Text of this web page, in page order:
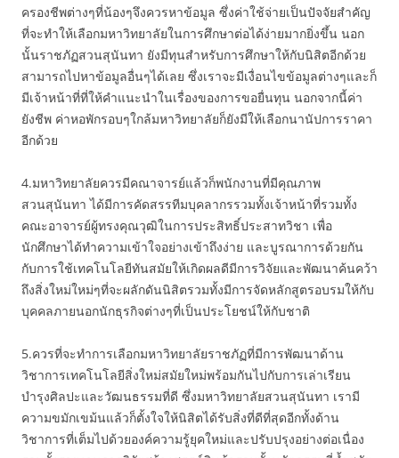
ครองชีพต่างๆที่น้องๆจึงควรหาข้อมูล ซึ่งค่าใช้จ่ายเป็นปัจจัยสำคัญ
ที่จะทำให้เลือกมหาวิทยาลัยในการศึกษาต่อได้ง่ายมากยิ่งขึ้น นอก
นั้นราชภัฏสวนสุนันทา ยังมีทุนสำหรับการศึกษาให้กับนิสิตอีกด้วย
สามารถไปหาข้อมูลอื่นๆได้เลย ซึ่งเราจะมีเงื่อนไขข้อมูลต่างๆและก็
มีเจ้าหน้าที่ที่ให้คำแนะนำในเรื่องของการขอยื่นทุน นอกจากนี้ค่า
ยังชีพ ค่าหอพักรอบๆใกล้มหาวิทยาลัยก็ยังมีให้เลือกนานัปการราคา
อีกด้วย
4.มหาวิทยาลัยควรมีคณาจารย์แล้วก็พนักงานที่มีคุณภาพ
สวนสุนันทา ได้มีการคัดสรรทีมบุคลากรรวมทั้งเจ้าหน้าที่รวมทั้ง
คณะอาจารย์ผู้ทรงคุณวุฒิในการประสิทธิ์ประสาทวิชา เพื่อ
นักศึกษาได้ทำความเข้าใจอย่างเข้าถึงง่าย และบูรณาการด้วยกัน
กับการใช้เทคโนโลยีทันสมัยให้เกิดผลดีมีการวิจัยและพัฒนาค้นคว้า
ถึงสิ่งใหม่ใหม่ๆที่จะผลักดันนิสิตรวมทั้งมีการจัดหลักสูตรอบรมให้กับ
บุคคลภายนอกนักธุรกิจต่างๆที่เป็นประโยชน์ให้กับชาติ
5.ควรที่จะทำการเลือกมหาวิทยาลัยราชภัฏที่มีการพัฒนาด้าน
วิชาการเทคโนโลยีสิ่งใหม่สมัยใหม่พร้อมกันไปกับการเล่าเรียน
บำรุงศิลปะและวัฒนธรรมที่ดี ซึ่งมหาวิทยาลัยสวนสุนันทา เรามี
ความขมักเขม้นแล้วก็ตั้งใจให้นิสิตได้รับสิ่งที่ดีที่สุดอีกทั้งด้าน
วิชาการที่เต็มไปด้วยองค์ความรู้ยุคใหม่และปรับปรุงอย่างต่อเนื่อง